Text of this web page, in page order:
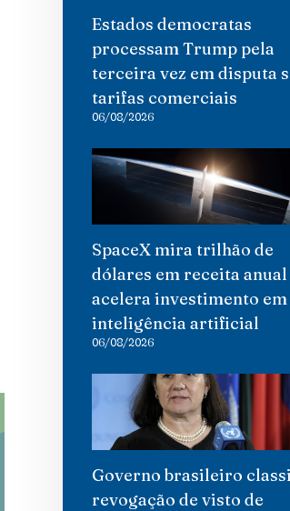
Estados democratas
processam Trump pela
terceira vez em disputa
tarifas comerciais
06/08/2026
SpaceX mira trilhão de
dólares em receita anual
acelera investimento em
inteligência artificial
06/08/2026
Governo brasileiro
revogação de visto de